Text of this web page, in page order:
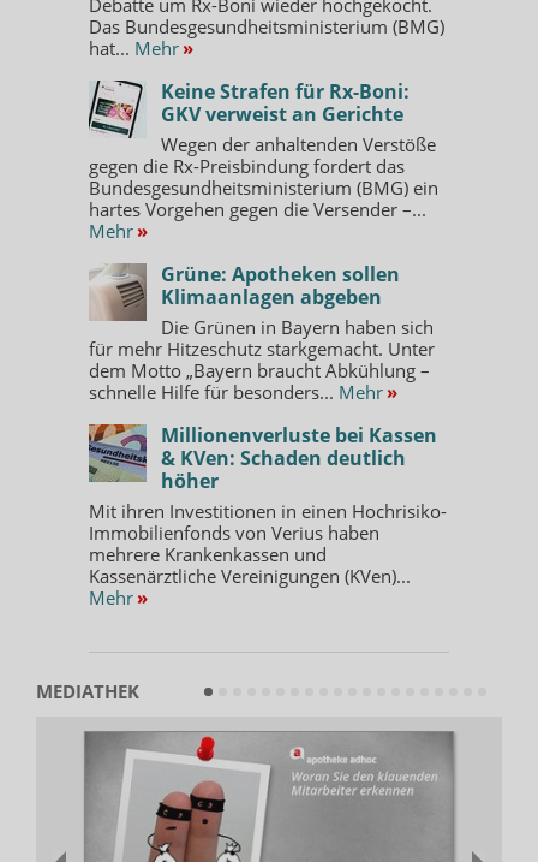
Das Bundesgesundheitsministerium (BMG)
hat... Mehr »
Keine Strafen für Rx-Boni:
GKV verweist an Gerichte
Wegen der anhaltenden Verstöße
gegen die Rx-Preisbindung fordert das
Bundesgesundheitsministerium (BMG) ein
hartes Vorgehen gegen die Versender –...
Mehr »
Grüne: Apotheken sollen
Klimaanlagen abgeben
Die Grünen in Bayern haben sich
für mehr Hitzeschutz starkgemacht. Unter
dem Motto „Bayern braucht Abkühlung –
schnelle Hilfe für besonders... Mehr »
Millionenverluste bei Kassen
& KVen: Schaden deutlich
höher
Mit ihren Investitionen in einen Hochrisiko-
Immobilienfonds von Verius haben
mehrere Krankenkassen und
Kassenärztliche Vereinigungen (KVen)...
Mehr »
MEDIATHEK